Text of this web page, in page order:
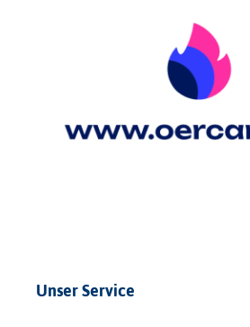
Unser Service